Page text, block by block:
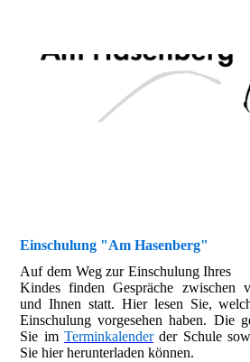
Einschulung "Am Hasenberg"
Auf dem Weg zur Einschulung Ihres
Kindes finden Gespräche zwischen
und Ihnen statt. Hier lesen Sie,
Einschulung vorgesehen haben. Die
Sie im Terminkalenderder Schule
Sie hier herunterladen können.